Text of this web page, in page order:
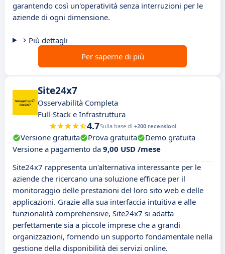
garantendo così un'operatività senza interruzioni per le
aziende di ogni dimensione.
Più dettagli
Per saperne di più
Site24x7
Osservabilità Completa
Full-Stack e Infrastruttura
4.7Sulla base di +200 recensioni
Versione gratuita Prova gratuita
Demo gratuita
Versione a pagamento da 9,00 USD /mese
Site24x7 rappresenta un'alternativa interessante per le
aziende che ricercano una soluzione efficace per il
monitoraggio delle prestazioni del loro sito web e delle
applicazioni. Grazie alla sua interfaccia intuitiva e alle
funzionalità comprehensive, Site24x7 si adatta
perfettamente sia a piccole imprese che a grandi
organizzazioni, fornendo un supporto fondamentale nella
gestione della disponibilità dei servizi online.